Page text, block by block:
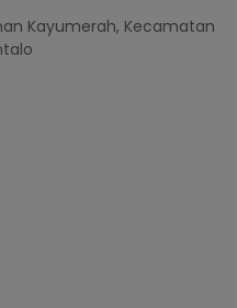
Kayumerah, Kecamatan